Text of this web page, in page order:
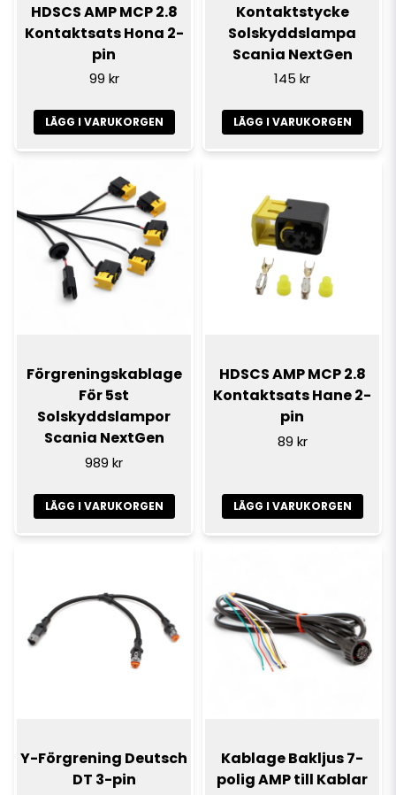
HDSCS AMP MCP 2.8
Kontaktsats Hona 2-
pin
99 kr
LÄGG I VARUKORGEN
Kontaktstycke
Solskyddslampa
Scania NextGen
145 kr
LÄGG I VARUKORGEN
Förgreningskablage
För 5st
Solskyddslampor
Scania NextGen
989 kr
LÄGG I VARUKORGEN
HDSCS AMP MCP 2.8
Kontaktsats Hane 2-
pin
89 kr
LÄGG I VARUKORGEN
Y-Förgrening Deutsch
DT 3-pin
Kablage Bakljus 7-
polig AMP till Kablar